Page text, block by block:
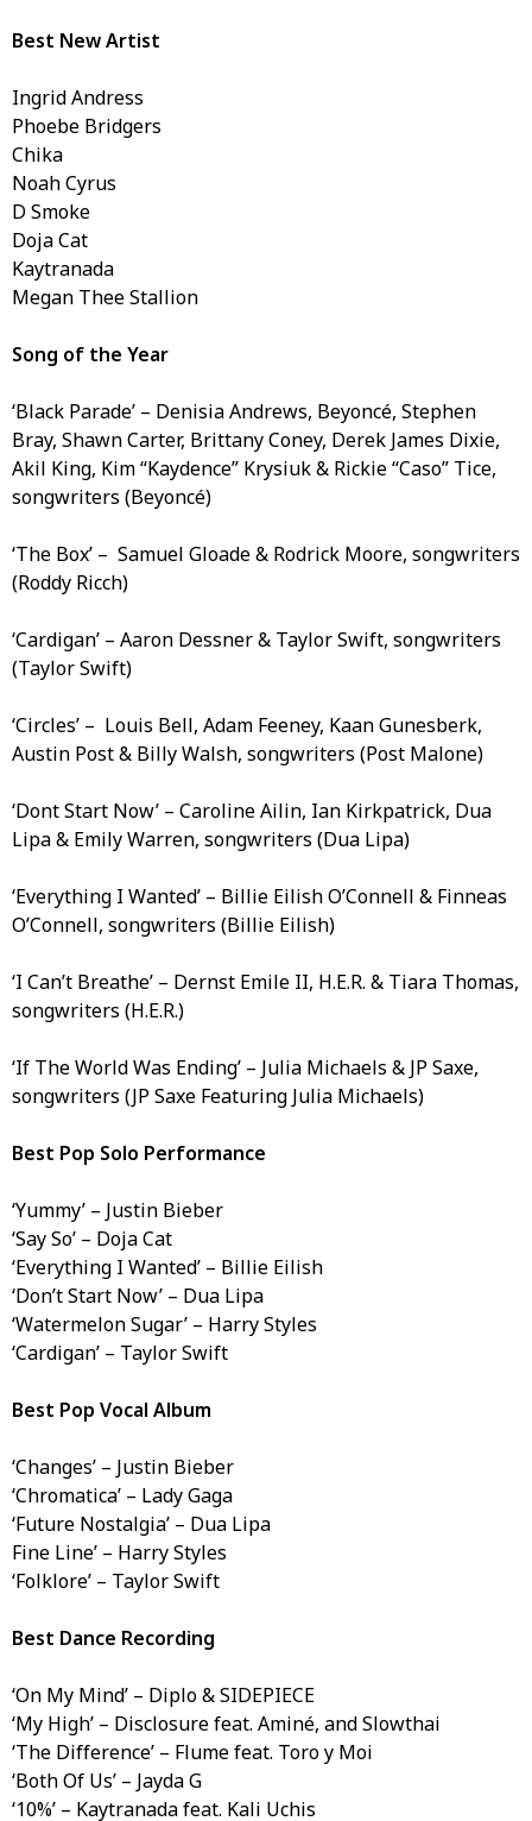
Best New Artist
Ingrid Andress
Phoebe Bridgers
Chika
Noah Cyrus
D Smoke
Doja Cat
Kaytranada
Megan Thee Stallion
Song of the Year
‘Black Parade’ – Denisia Andrews, Beyoncé, Stephen
Bray, Shawn Carter, Brittany Coney, Derek James Dixie,
Akil King, Kim “Kaydence” Krysiuk & Rickie “Caso” Tice,
songwriters (Beyoncé)
‘The Box’ – Samuel Gloade & Rodrick Moore, songwriters
(Roddy Ricch)
‘Cardigan’ – Aaron Dessner & Taylor Swift, songwriters
(Taylor Swift)
‘Circles’ – Louis Bell, Adam Feeney, Kaan Gunesberk,
Austin Post & Billy Walsh, songwriters (Post Malone)
‘Dont Start Now’ – Caroline Ailin, Ian Kirkpatrick, Dua
Lipa & Emily Warren, songwriters (Dua Lipa)
‘Everything I Wanted’ – Billie Eilish O’Connell & Finneas
O’Connell, songwriters (Billie Eilish)
‘I Can’t Breathe’ – Dernst Emile II, H.E.R. & Tiara Thomas,
songwriters (H.E.R.)
‘If The World Was Ending’ – Julia Michaels & JP Saxe,
songwriters (JP Saxe Featuring Julia Michaels)
Best Pop Solo Performance
‘Yummy’ – Justin Bieber
‘Say So’ – Doja Cat
‘Everything I Wanted’ – Billie Eilish
‘Don’t Start Now’ – Dua Lipa
‘Watermelon Sugar’ – Harry Styles
‘Cardigan’ – Taylor Swift
Best Pop Vocal Album
‘Changes’ – Justin Bieber
‘Chromatica’ – Lady Gaga
‘Future Nostalgia’ – Dua Lipa
Fine Line’ – Harry Styles
‘Folklore’ – Taylor Swift
Best Dance Recording
‘On My Mind’ – Diplo & SIDEPIECE
‘My High’ – Disclosure feat. Aminé, and Slowthai
‘The Difference’ – Flume feat. Toro y Moi
‘Both Of Us’ – Jayda G
‘10%’ – Kaytranada feat. Kali Uchis